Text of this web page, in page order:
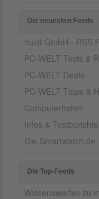
Die neuesten Feeds
huzit GmbH - RSS
PC-WELT Tests &
PC-WELT Deals
PC-WELT Tipps &
Computerhafen
Infos &
Die-Smartwatch.de
Die Top-Feeds
Wissenswertes zu